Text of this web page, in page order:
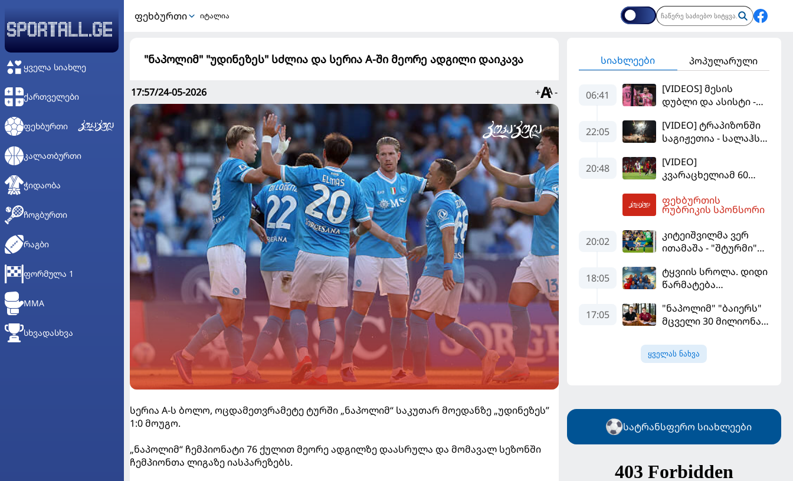
ᲧᲕᲔᲚᲐ ᲡᲘᲐᲮᲚᲔ
ᲥᲐᲠᲗᲕᲔᲚᲔᲑᲘ
ᲤᲔᲮᲑᲣᲠᲗᲘ
ᲙᲐᲚᲐᲗᲑᲣᲠᲗᲘ
ᲭᲘᲓᲐᲝᲑᲐ
ᲩᲝᲒᲑᲣᲠᲗᲘ
ᲠᲐᲒᲑᲘ
ᲤᲝᲠᲛᲣᲚᲐ 1
MMA
ᲡᲮᲕᲐᲓᲐᲡᲮᲕᲐ
ᲤᲔᲮᲑᲣᲠᲗᲘ იტალია
"ნაპოლიმ" "უდინეზეს" სძლია და სერია A-ში მეორე ადგილი დაიკავა
17:57/24-05-2026 + -
სერია A-ს ბოლო, ოცდამეთვრამეტე ტურში „ნაპოლიმ“ საკუთარ მოედანზე „უდინეზეს”
1:0 მოუგო.
„ნაპოლიმ“ ჩემპიონატი 76 ქულით მეორე ადგილზე დაასრულა და მომავალ სეზონში
ჩემპიონთა ლიგაზე იასპარეზებს.
სიახლეები პოპულარული
06:41
[VIDEOS] მესის
დუბლი და ასისტი -
"სან ლუისს" მოუგო
22:05
[VIDEO] ტრაპიზონში
საგიჟეთია - სალაჰს
დახვდა
20:48
[VIDEO]
კვარაცხელიამ 60
სეზონის პირველ
მატჩში
დამარცხდა
ფეხბურთის
რუბრიკის სპონსორი
20:02
კიტეიშვილმა ვერ
ითამაშა - "შტურმი"
"ფენერბაჰჩესთან"
დამარცხდა
18:05
ტყვიის სროლა. დიდი
წარმატება
17:05
"ნაპოლიმ" "ბაიერს"
მცველი 30 მილიონად
ყველას ნახვა
სატრანსფერო სიახლეები